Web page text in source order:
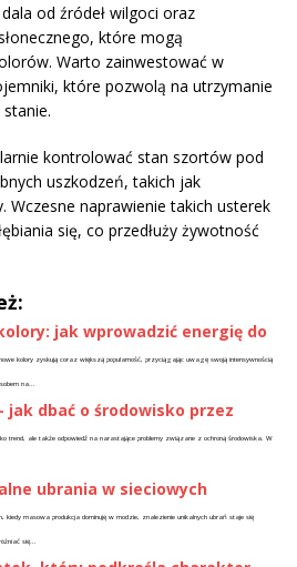
od źródeł wilgoci oraz
które mogą
Warto zainwestować w
które pozwolą na utrzymanie
kontrolować stan szortów pod
uszkodzeń, takich jak
Wczesne naprawienie takich usterek
się, co przedłuży żywotność
jak wprowadzić energię do
kolory zyskują coraz większą popularność, przyciągając uwagę swoją intensywnością
na...
jak dbać o środowisko przez
trend, ale także odpowiedź na narastające problemy związane z ochroną środowiska. W
ubrania w sieciowych
kiedy masowa produkcja dominuję w modzie, znalezienie unikalnych ubrań staje się
się...